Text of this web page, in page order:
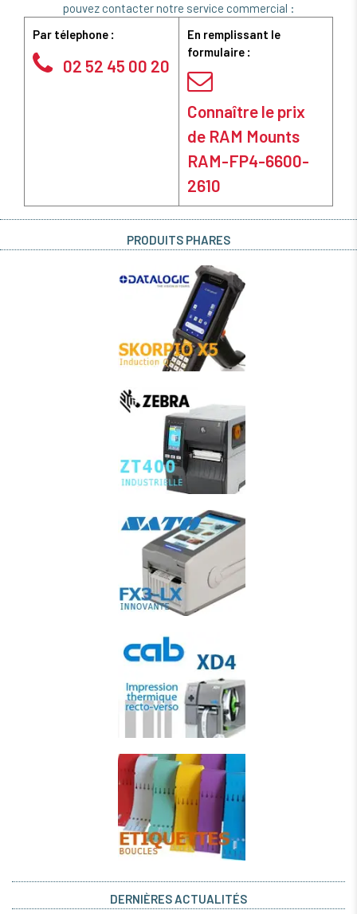
pouvez contacter notre service commercial :
Par télephone :
02 52 45 00 20
En remplissant le
formulaire :
Connaître le prix
de RAM Mounts
RAM-FP4-6600-
2610
PRODUITS PHARES
DERNIÈRES ACTUALITÉS